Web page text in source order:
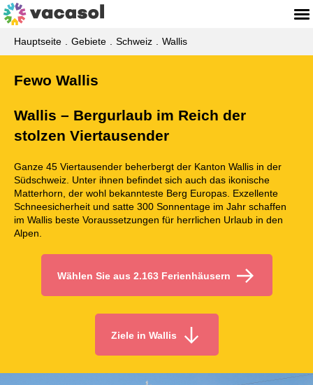
Hauptseite Gebiete Schweiz Wallis
Fewo Wallis
Wallis – Bergurlaub im Reich der
stolzen Viertausender
Ganze 45 Viertausender beherbergt der Kanton Wallis in der
Südschweiz. Unter ihnen befindet sich auch das ikonische
Matterhorn, der wohl bekannteste Berg Europas. Exzellente
Schneesicherheit und satte 300 Sonnentage im Jahr schaffen
im Wallis beste Voraussetzungen für herrlichen Urlaub in den
Alpen.
Wählen Sie aus 2.163 Ferienhäusern
Ziele in Wallis